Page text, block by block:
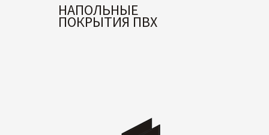
НАПОЛЬНЫЕ
ПОКРЫТИЯ ПВХ